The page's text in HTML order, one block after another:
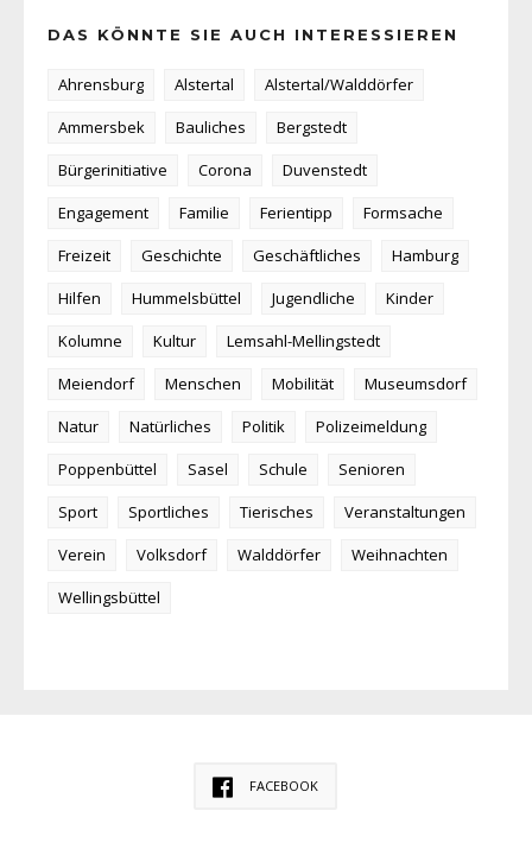
DAS KÖNNTE SIE AUCH INTERESSIEREN
Ahrensburg Alstertal
Alstertal/Walddörfer
Ammersbek
Bauliches
Bergstedt
Bürgerinitiative
Corona
Duvenstedt
Engagement
Familie Ferientipp
Formsache
Freizeit
Geschichte Geschäftliches
Hamburg
Hilfen
Hummelsbüttel Jugendliche
Kinder
Kolumne
Kultur
Lemsahl-Mellingstedt
Meiendorf
Menschen Mobilität
Museumsdorf
Natur
Natürliches Politik
Polizeimeldung
Poppenbüttel
Sasel Schule
Senioren
Sport
Sportliches Tierisches
Veranstaltungen
Verein
Volksdorf Walddörfer
Weihnachten
Wellingsbüttel
FACEBOOK